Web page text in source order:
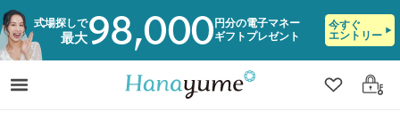
式場探しで
最大98,000 円分の電子マネー
ギフトプレゼント
今すぐ
エントリー
クリップ
ログ